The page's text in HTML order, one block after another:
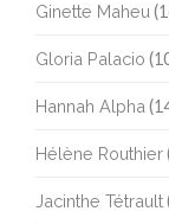
Ginette Maheu
Gloria Palacio
Hannah Alpha
Hélène Routhier
Jacinthe Tétrault